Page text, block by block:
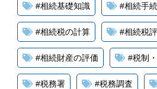
#相続基礎知識 #相続手
#相続税の計算 #相続税
#相続財産の評価 #税制
#税務署 #税務調査